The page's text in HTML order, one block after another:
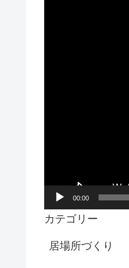
00:00
カテゴリー
居場所づくり